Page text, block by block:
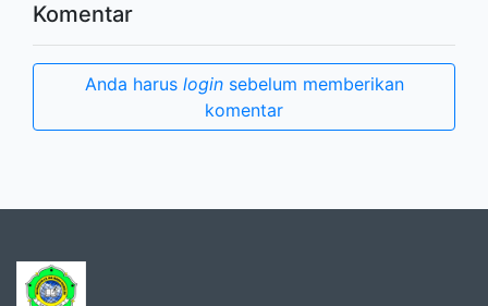
Komentar
Anda harus loginsebelum memberikan
komentar